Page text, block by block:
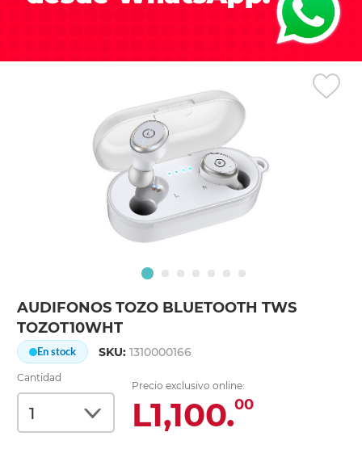
AUDIFONOS TOZO BLUETOOTH TWS
TOZOT10WHT
En stock SKU:1310000166
Cantidad
Precio exclusivo online:
L1,100.00